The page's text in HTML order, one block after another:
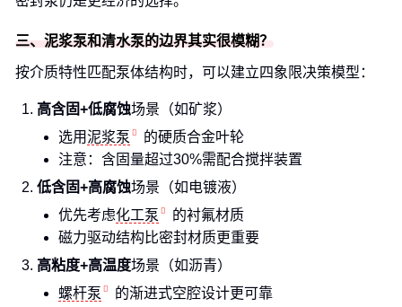
三、泥浆泵和清水泵的边界其实很模糊？
按介质特性匹配泵体结构时，可以建立四象限决策模型：
高含固+低腐蚀场景（如矿浆）
选用 泥浆泵
的硬质合金叶轮
注意：含固量超过30%需配合搅拌装置
低含固+高腐蚀场景（如电镀液）
优先考虑化工泵
的衬氟材质
磁力驱动结构比密封材质更重要
高粘度+高温度场景（如沥青）
螺杆泵
的渐进式空腔设计更可靠